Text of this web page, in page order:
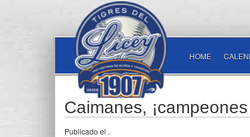
HOME
Caimanes,
Publicado el .